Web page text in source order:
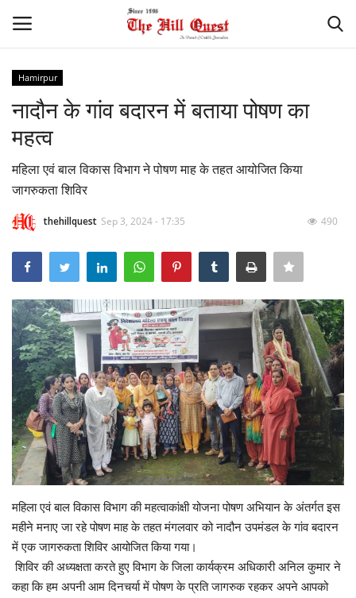
Home
National
Himachal
Sports
Gallery
Enquiry
Hamirpur
नादौन के गांव बदारन में बताया पोषण का
महत्व
महिला एवं बाल विकास विभाग ने पोषण माह के तहत आयोजित किया
जागरुकता शिविर
thehillquest Sep 3, 2024 - 17:35 490
महिला एवं बाल विकास विभाग की महत्वाकांक्षी योजना पोषण अभियान के अंतर्गत इस
महीने मनाए जा रहे पोषण माह के तहत मंगलवार को नादौन उपमंडल के गांव बदारन
में एक जागरुकता शिविर आयोजित किया गया।
शिविर की अध्यक्षता करते हुए विभाग के जिला कार्यक्रम अधिकारी अनिल कुमार ने
कहा कि हम अपनी आम दिनचर्या में पोषण के प्रति जागरुक रहकर अपने आपको